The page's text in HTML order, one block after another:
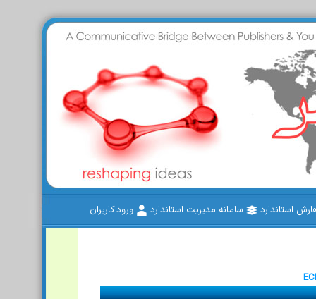
استاندارد سامانه مدیریت استاندارد ورود کاربران